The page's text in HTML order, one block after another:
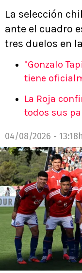
La selección
ante el cuadro
tres duelos en
"Gonzalo
tiene
La Roja
todos sus
04/08/2026 -